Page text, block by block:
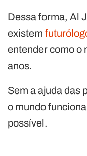
Dessa forma, Al
existem
entender como o
anos.
Sem a ajuda das
o mundo
possível.